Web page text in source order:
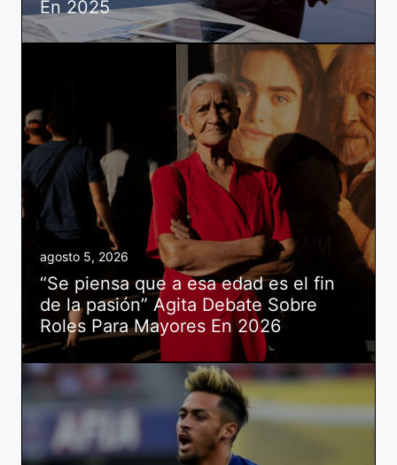
En 2025
agosto 5, 2026
“Se piensa que a esa edad es el fin
de la pasión” Agita Debate Sobre
Roles Para Mayores En 2026